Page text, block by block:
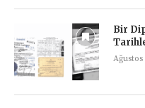
Bir
Ağustos